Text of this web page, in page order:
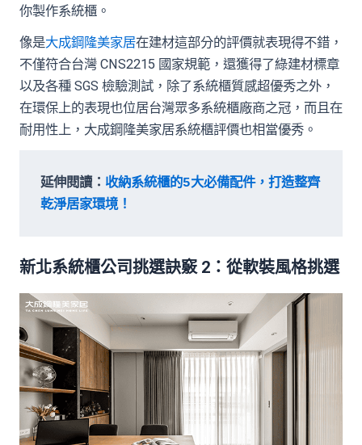
你製作系統櫃。
像是大成鋼隆美家居在建材這部分的評價就表現得不錯，
不僅符合台灣 CNS2215 國家規範，還獲得了綠建材標章
以及各種 SGS 檢驗測試，除了系統櫃質感超優秀之外，
在環保上的表現也位居台灣眾多系統櫃廠商之冠，而且在
耐用性上，大成鋼隆美家居系統櫃評價也相當優秀。
延伸閱讀： 收納系統櫃的5大必備配件，打造整齊
乾淨居家環境！
新北系統櫃公司挑選訣竅 2：從軟裝風格挑選